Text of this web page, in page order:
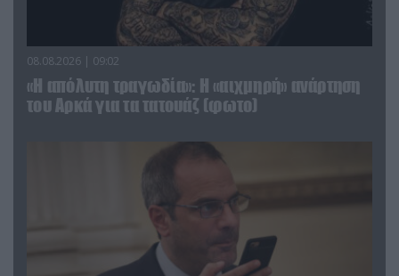
08.08.2026 | 09:02
«Η απόλυτη τραγωδία»: Η «αιχμηρή» ανάρτηση
του Αρκά για τα τατουάζ (φωτο)